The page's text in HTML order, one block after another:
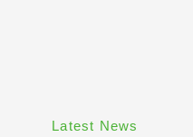
Latest News